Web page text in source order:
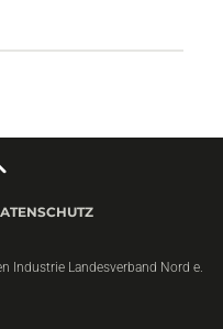
Industrie Landesverband Nord e.